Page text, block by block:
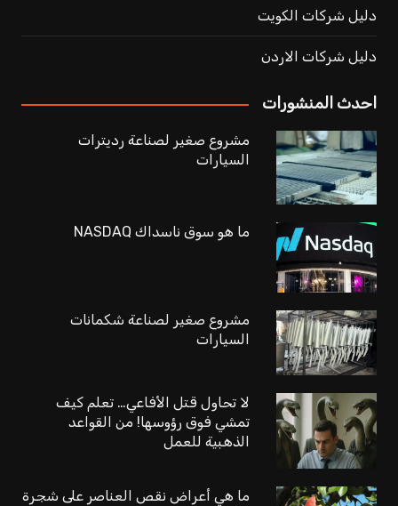
دليل شركات الكويت
دليل شركات الاردن
احدث المنشورات
مشروع صغير لصناعة رديترات
السيارات
ما هو سوق ناسداك NASDAQ
مشروع صغير لصناعة شكمانات
السيارات
لا تحاول قتل الأفاعي… تعلم كيف
تمشي فوق رؤوسها! من القواعد
الذهبية للعمل
ما هي أعراض نقص العناصر على شجرة